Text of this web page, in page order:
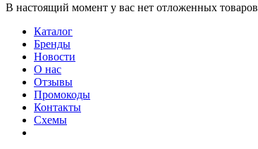
В настоящий момент у вас нет отложенных товаров
Каталог
Бренды
Новости
О нас
Отзывы
Промокоды
Контакты
Схемы